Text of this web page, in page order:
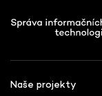
Naše projekty